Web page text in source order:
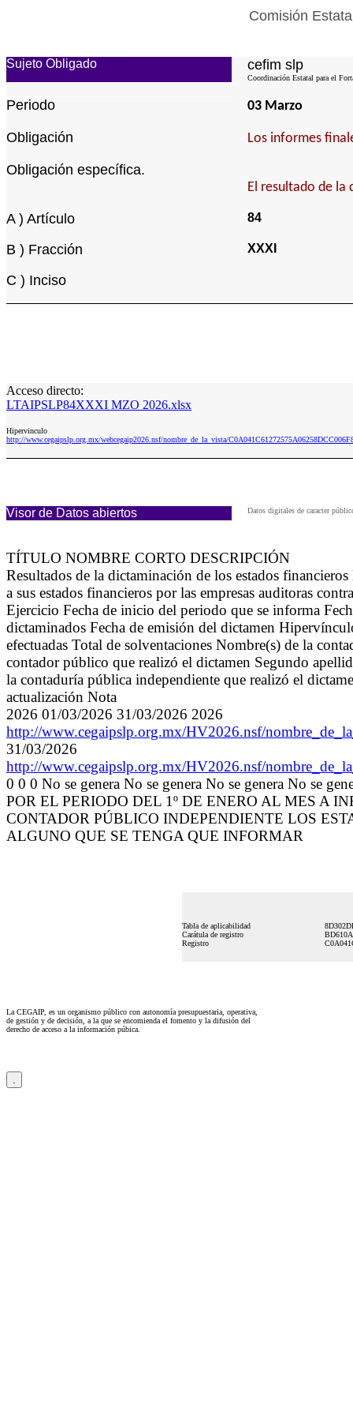
Comisión
Sujeto Obligado cefim slp
Coordinación Estatal para el
Periodo 03 Marzo
Obligación Los informes
Obligación específica.
El resultado de la
A ) Artículo 84
B ) Fracción XXXI
C ) Inciso
Acceso directo:
LTAIPSLP84XXXI MZO 2026.xlsx
Hipervinculo
http://www.cegaipslp.org.mx/webcegaip2026.nsf/nombre_de_la_vista/
Visor de Datos abiertos Datos digitales de caracter
TÍTULO NOMBRE CORTO DESCRIPCIÓN
Resultados de la dictaminación de los estados
a sus estados financieros por las empresas auditoras
Ejercicio Fecha de inicio del periodo que se informa
dictaminados Fecha de emisión del dictamen
efectuadas Total de solventaciones Nombre(s) de la
contador público que realizó el dictamen Segundo
la contaduría pública independiente que realizó el
actualización Nota
2026 01/03/2026 31/03/2026 2026
http://www.cegaipslp.org.mx/HV2026.nsf/
31/03/2026
http://www.cegaipslp.org.mx/HV2026.nsf/
0 0 0 No se genera No se genera No se genera No se
POR EL PERIODO DEL 1º DE ENERO AL MES A
CONTADOR PÚBLICO INDEPENDIENTE LOS
ALGUNO QUE SE TENGA QUE INFORMAR
Tabla de aplicabilidad
Carátula de registro
Registro
La CEGAIP, es un organismo público con autonomía presupuestaria, operativa,
de gestión y de decisión, a la que se encomienda el fomento y la difusión del
derecho de acceso a la información púbica.